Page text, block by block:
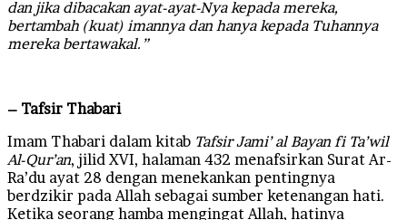
dan jika dibacakan ayat-ayat-Nya kepada mereka,
bertambah (kuat) imannya dan hanya kepada Tuhannya
mereka bertawakal.”
– Tafsir Thabari
Imam Thabari dalam kitab Tafsir Jami’ al Bayan fi Ta’wil
Al-Qur’an, jilid XVI, halaman 432 menafsirkan Surat Ar-
Ra’du ayat 28 dengan menekankan pentingnya
berdzikir pada Allah sebagai sumber ketenangan hati.
Ketika seorang hamba mengingat Allah, hatinya